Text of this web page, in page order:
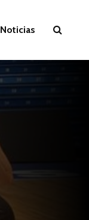
Noticias